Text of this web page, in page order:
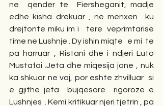
ne  qender te  Fiersheganit, madje
edhe kisha drekuar , ne menxen  ku
drejtonte miku im i   tere  veprimtarise
time ne Lushnje . Dy ishin miqte   e mi  te
pa harruar , Ristani dhe i ndjeri Luto
Mustafai .Jeta dhe miqesija jone , nuk
ka shkuar ne vaj, por eshte zhvilluar  si
e gjithe jeta  bujqesore  rigoroze e
Lushnjes  . Kemi kritikuar njeri tjetrin , pa